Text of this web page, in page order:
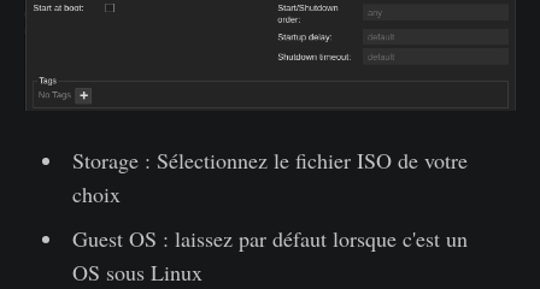
Storage : Sélectionnez le fichier ISO de votre
choix
Guest OS : laissez par défaut lorsque c'est un
OS sous Linux